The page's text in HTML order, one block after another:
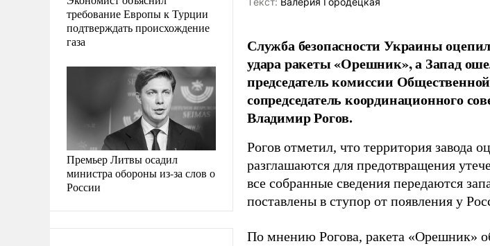
требование Европы к Турции
подтверждать происхождение
газа
Премьер Литвы осадил
министра обороны из-за слов о
России
Служба безопасности Украины
удара ракеты «Орешник», а Запад
председатель комиссии
сопредседатель координационного
Владимир Рогов.
Рогов отметил, что территория
разглашаются для предотвращения
все собранные сведения передаются
поставлены в ступор от появления у
По мнению Рогова, ракета «Орешник»